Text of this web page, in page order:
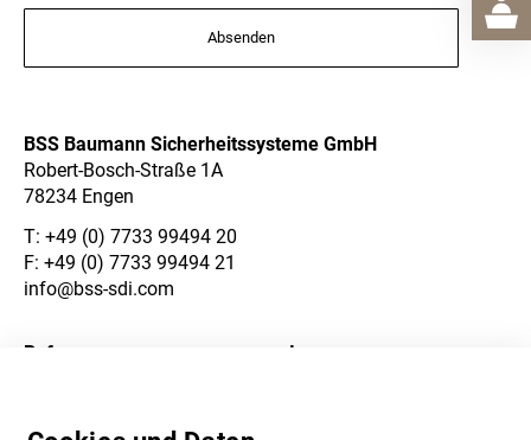
Absenden
BSS Baumann Sicherheitssysteme GmbH
Robert-Bosch-Straße 1A
78234 Engen
T: +49 (0) 7733 99494 20
F: +49 (0) 7733 99494 21
info@bss-sdi.com
Referenzen Impressum